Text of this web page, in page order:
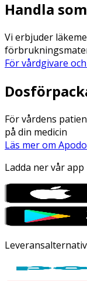
Handla
Vi erbjuder
För vårdgivare
För vårdens
på din medicin
Läs mer om
Ladda ner vår app
Leveransalternativ